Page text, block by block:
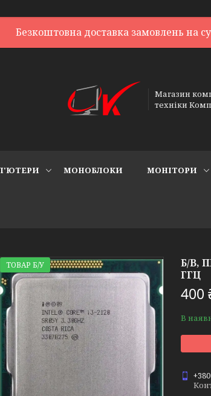
Безкоштовна доставка замовлень на
Магазин
техніки
МОНОБЛОКИ МОНІТОРИ
ТОВАР Б/У
Б/В,
ГГЦ
400
В